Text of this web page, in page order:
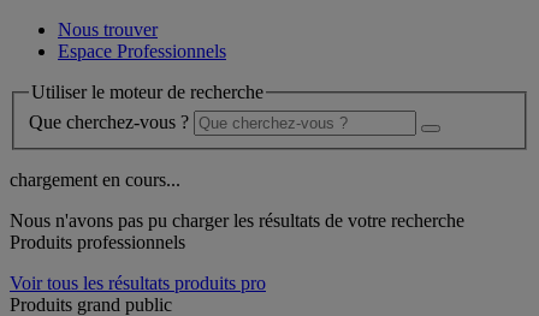
Nous trouver
Espace Professionnels
Utiliser le moteur de recherche
Que cherchez-vous ?
chargement en cours...
Nous n'avons pas pu charger les résultats de votre recherche
Produits professionnels
Voir tous les résultats produits pro
Produits grand public